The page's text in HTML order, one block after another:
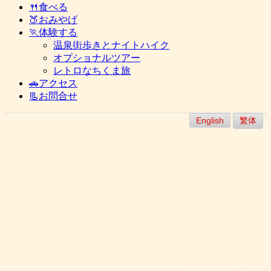
🍴食べる
🍑おみやげ
🏃体験する
温泉街歩きとナイトハイク
オプショナルツアー
レトロなちくま旅
🚗アクセス
📃お問合せ
English 繁体